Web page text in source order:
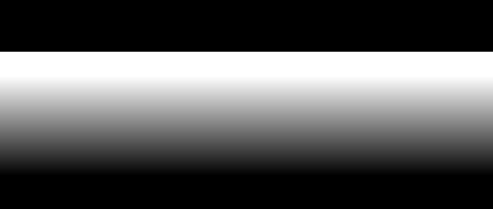
Collection
d'utilisation
Prendre